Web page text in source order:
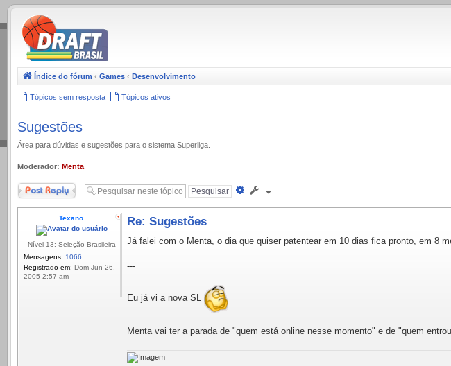
.
Índice do fórum ‹ Games ‹ Desenvolvimento
Tópicos sem resposta Tópicos ativos
Sugestões
Área para dúvidas e sugestões para o sistema Superliga.
Moderador: Menta
Responder
Pesquisa
Texano
Nível 13: Seleção Brasileira
Mensagens: 1066
Registrado em: Dom Jun 26,
2005 2:57 am
Re: Sugestões
Já falei com o Menta, o dia que quiser patentear em 10 dias fica pronto, em 8
---
Eu já vi a nova SL
Menta vai ter a parada de "quem está online nesse momento" e de "quem